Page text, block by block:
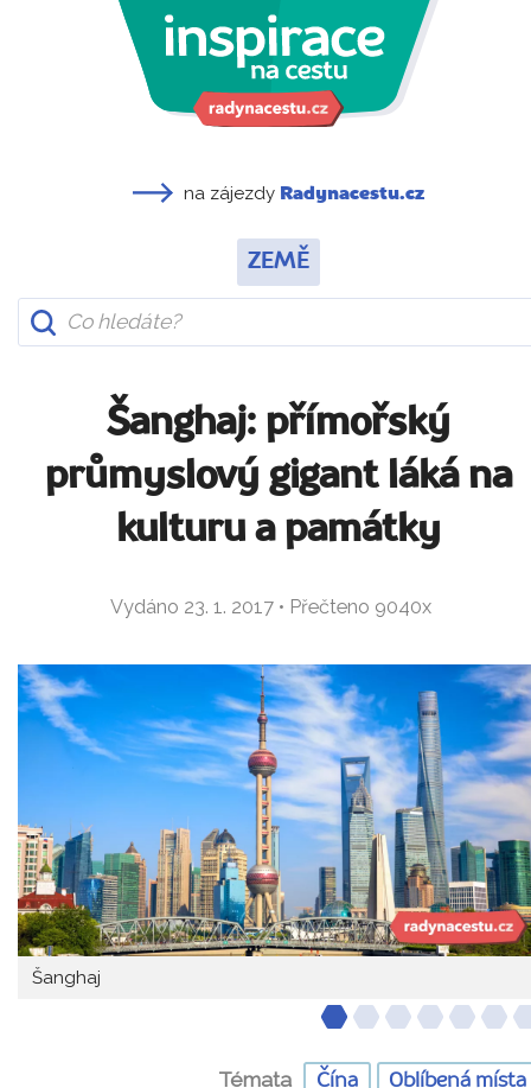
na zájezdy Radynacestu.cz
ZEMĚ
Šanghaj: přímořský
průmyslový gigant láká na
kulturu a památky
Vydáno 23. 1. 2017 • Přečteno 9040x
Šanghaj
Témata Čína Oblíbená místa